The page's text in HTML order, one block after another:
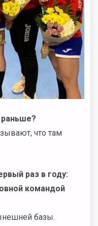
что там
раз в году:
командой
базы.